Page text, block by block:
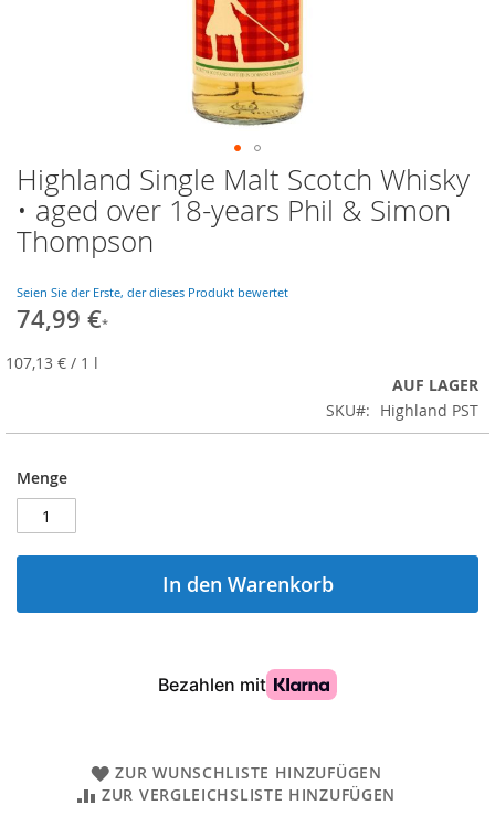
Zum
Anfang
der
Bildgalerie
Highland Single Malt Scotch Whisky
• aged over 18-years Phil & Simon
Thompson
Seien Sie der Erste, der dieses Produkt bewertet
74,99 €
107,13 € / 1 l
AUF LAGER
SKU
Highland PST
Menge
In den Warenkorb
ZUR WUNSCHLISTE HINZUFÜGEN
ZUR VERGLEICHSLISTE HINZUFÜGEN